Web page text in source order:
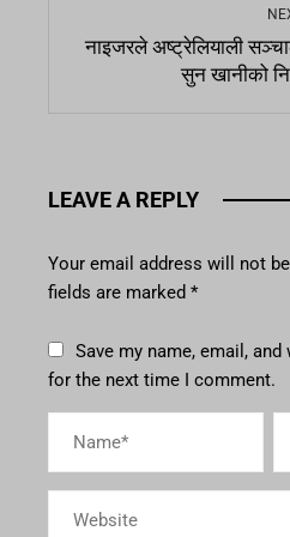
नाइजरले अष्ट्रेलियाली
सुन खानीको
LEAVE A REPLY
Your email address will not
fields are marked *
Save my name, email,
for the next time I comment.